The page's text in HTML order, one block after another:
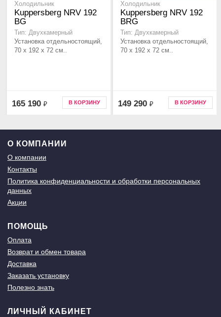
Холодильник
Kuppersberg NRV 192
BG
Тип: Двухкамерный
Установка отдельностоящий,
70 x 192 x 72 см..
165 190 ₽ В КОРЗИНУ
Холодильник
Kuppersberg NRV 192
BRG
Тип: Двухкамерный
Установка отдельностоящий,
70 x 192 x 72 см..
149 290 ₽ В КОРЗИНУ
О КОМПАНИИ
О компании
Контакты
Политика конфиденциальности и обработки персональных
данных
Акции
ПОМОЩЬ
Оплата
Возврат и обмен товара
Доставка
Заказать установку
Полезно знать
ЛИЧНЫЙ КАБИНЕТ